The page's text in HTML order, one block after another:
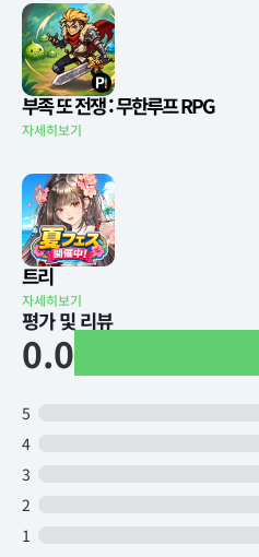
부족 또 전쟁 : 무한루프 RPG
자세히보기
트리
자세히보기
평가 및 리뷰
0.0
5
4
3
2
1